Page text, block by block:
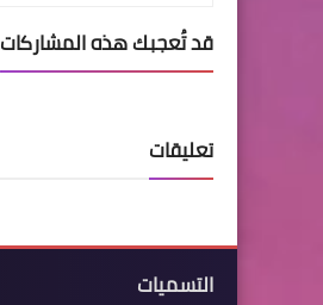
قد تُعجبك هذه المشاركات
تعليقات
التسميات